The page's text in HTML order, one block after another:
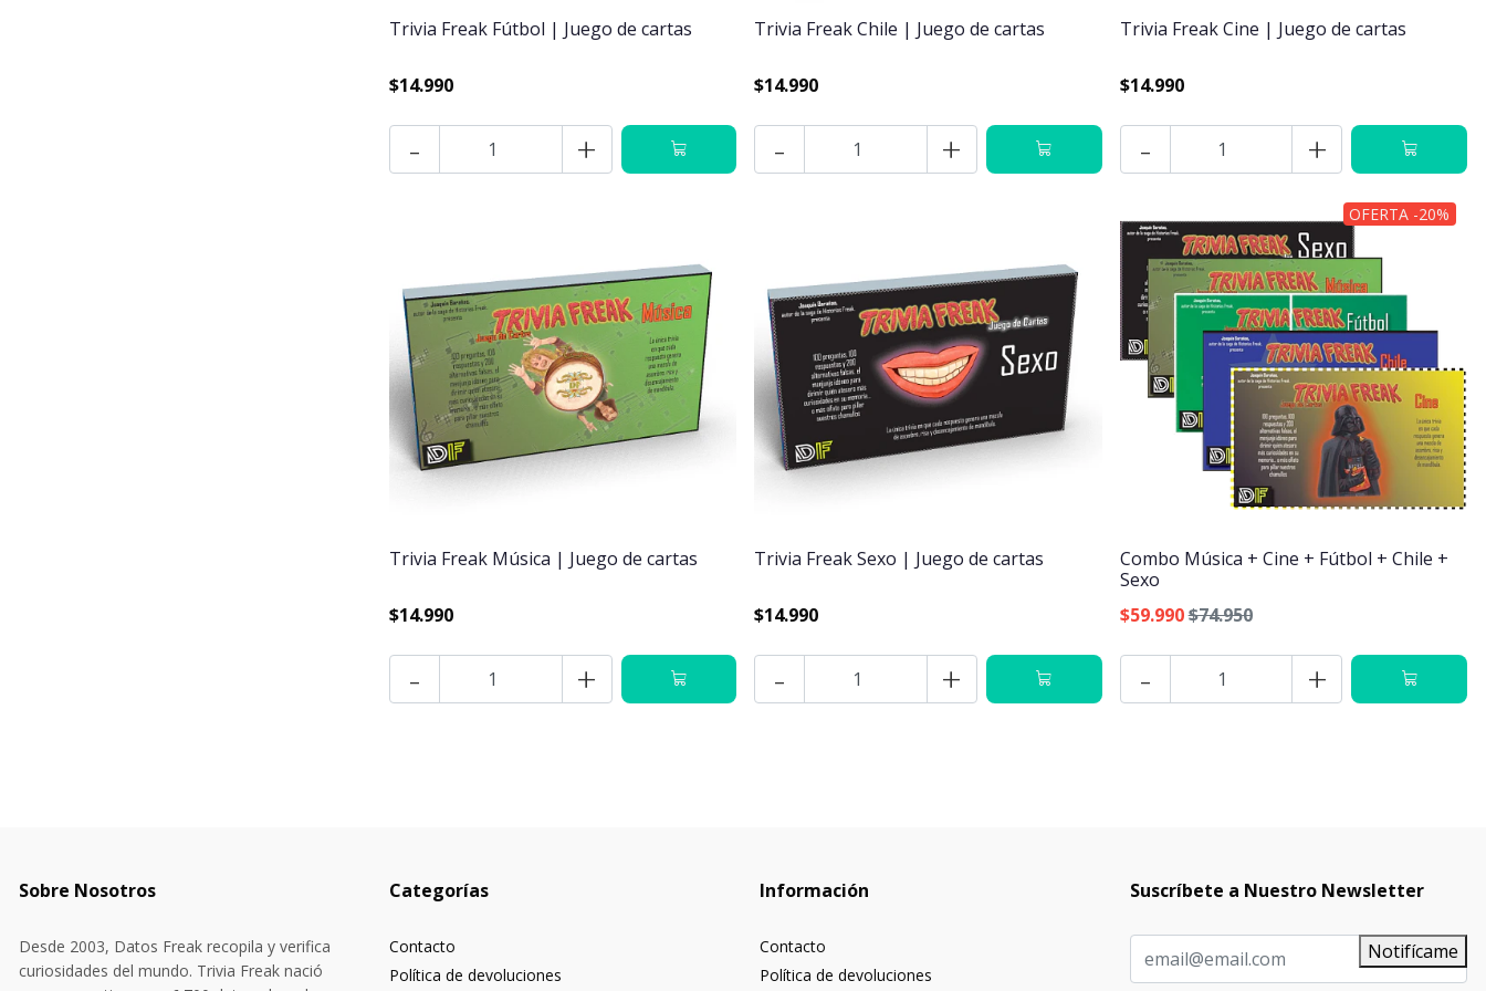
Trivia Freak Fútbol | Juego de cartas
$14.990
- +
Trivia Freak Chile | Juego de cartas
$14.990
- +
Trivia Freak Cine | Juego de cartas
$14.990
- +
Trivia Freak Música | Juego de cartas
$14.990
- +
Trivia Freak Sexo | Juego de cartas
$14.990
- +
OFERTA -20%
Combo Música + Cine + Fútbol + Chile +
Sexo
$59.990$74.950
- +
Sobre Nosotros
Desde 2003, Datos Freak recopila y verifica
curiosidades del mundo. Trivia Freak nació
Categorías
Contacto
Política de devoluciones
Información
Contacto
Política de devoluciones
Suscríbete a Nuestro Newsletter
Notifícame